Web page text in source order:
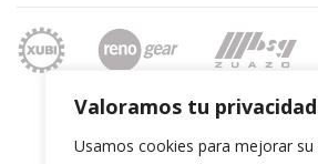
Valoramos tu privacidad
Usamos cookies para mejorar su